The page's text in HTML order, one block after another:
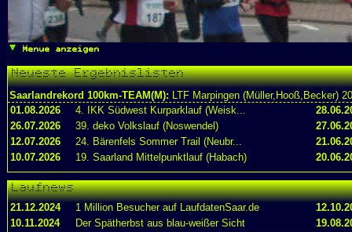
Menue anzeigen
Neueste Ergebnislisten
Saarlandrekord 100km-TEAM(M): LTF Marpingen (Müller,Hooß,Becker)
01.08.2026
4. IKK Südwest Kurparklauf (Weisk...
26.07.2026
39. deko Volkslauf (Noswendel)
12.07.2026
24. Bärenfels Sommer Trail (Neubr...
10.07.2026
19. Saarland Mittelpunktlauf (Habach)
Laufnews
21.12.2024
1 Million Besucher auf LaufdatenSaar.de
10.11.2024
Der Spätherbst aus blau-weißer Sicht